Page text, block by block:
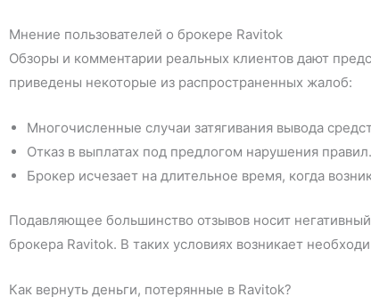
Мнение пользователей о брокере Ravitok
Обзоры и комментарии реальных клиентов дают
приведены некоторые из распространенных жалоб:
Многочисленные случаи затягивания вывода
Отказ в выплатах под предлогом нарушения правил.
Брокер исчезает на длительное время, когда
Подавляющее большинство отзывов носит
брокера Ravitok. В таких условиях возникает
Как вернуть деньги, потерянные в Ravitok?